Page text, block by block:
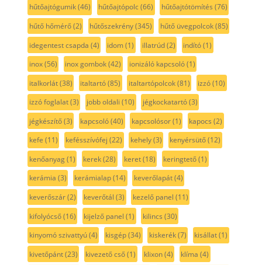
hűtőajtógumik(46) hűtőajtópolc(66) hűtőajtótömítés (76)
hűtő hőmérő(2) hűtőszekrény(345) hűtő üvegpolcok(85)
idegentest csapda (4) idom(1) illatrúd(2) indító(1)
inox(56) inox gombok(42) ionizáló kapcsoló(1)
italkorlát(38) italtartó(85) italtartópolcok(81) izzó(10)
izzó foglalat(3) jobb oldali (10) jégkockatartó(3)
jégkészítő(3) kapcsoló(40) kapcsolósor(1) kapocs (2)
kefe (11) kefésszívófej (22) kehely(3) kenyérsütő(12)
kenőanyag(1) kerek(28) keret(18) keringtető(1)
kerámia (3) kerámialap(14) keverőlapát(4)
keverőszár(2) keverőtál (3) kezelő panel (11)
kifolyócső(16) kijelző panel (1) kilincs (30)
kinyomó szivattyú(4) kisgép(34) kiskerék(7) kisállat(1)
kivetőpánt(23) kivezető cső(1) klixon(4) klíma (4)